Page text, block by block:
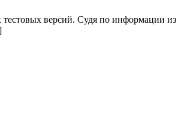
версий. Судя по информации из